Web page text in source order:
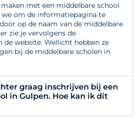
met een middelbare school
we om de informatiepagina te
op de naam van de middelbare
zie je vervolgens de
de website. Wellicht hebben ze
bij de middelbare scholen in
graag inschrijven bij een
in Gulpen. Hoe kan ik dit